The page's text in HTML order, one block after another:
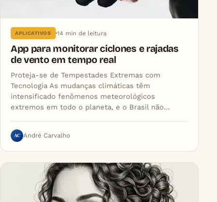
APLICATIVOS 14 min de leitura
App para monitorar ciclones e rajadas
de vento em tempo real
Proteja-se de Tempestades Extremas com
Tecnologia As mudanças climáticas têm
intensificado fenômenos meteorológicos
extremos em todo o planeta, e o Brasil não…
AC André Carvalho